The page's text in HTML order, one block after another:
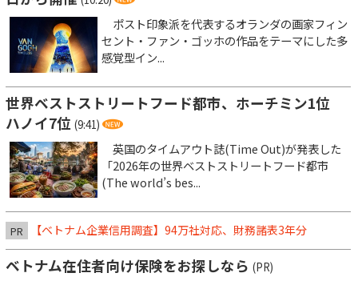
ポスト印象派を代表するオランダの画家フィン
セント・ファン・ゴッホの作品をテーマにした多
感覚型イン...
世界ベストストリートフード都市、ホーチミン1位
ハノイ7位 (9:41)
英国のタイムアウト誌(Time Out)が発表した
「2026年の世界ベストストリートフード都市
(The world’s bes...
PR 【ベトナム企業信用調査】94万社対応、財務諸表3年分
ベトナム在住者向け保険をお探しなら (PR)